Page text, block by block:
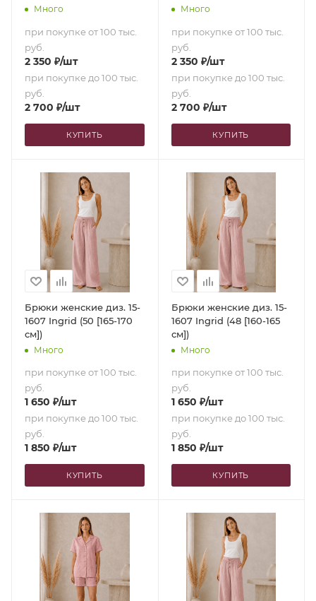
17-3612 Lila (52 [170-175
Много
при покупке от 100 тыс.
руб.
2 350 ₽/шт
при покупке до 100 тыс.
руб.
2 700 ₽/шт
КУПИТЬ
17-3612 Lila (46 [160-165
Много
при покупке от 100 тыс.
руб.
2 350 ₽/шт
при покупке до 100 тыс.
руб.
2 700 ₽/шт
КУПИТЬ
Брюки женские диз. 15-
1607 Ingrid (50 [165-170
см])
Много
при покупке от 100 тыс.
руб.
1 650 ₽/шт
при покупке до 100 тыс.
руб.
1 850 ₽/шт
КУПИТЬ
Брюки женские диз. 15-
1607 Ingrid (48 [160-165
см])
Много
при покупке от 100 тыс.
руб.
1 650 ₽/шт
при покупке до 100 тыс.
руб.
1 850 ₽/шт
КУПИТЬ